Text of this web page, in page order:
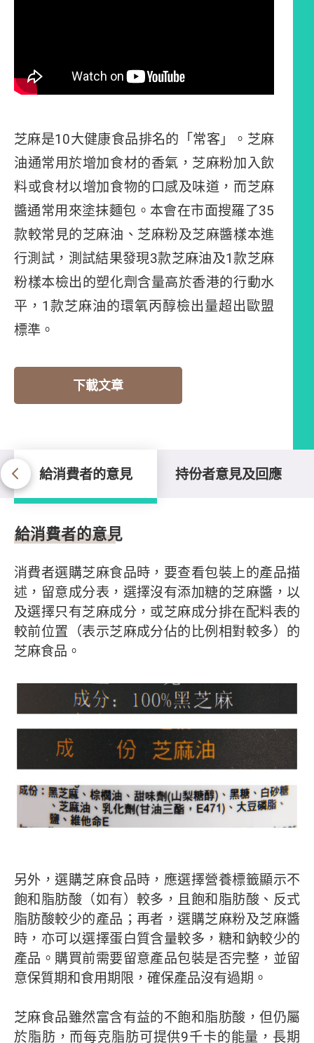
芝麻是10大健康食品排名的「常客」。芝麻
油通常用於增加食材的香氣，芝麻粉加入飲
料或食材以增加食物的口感及味道，而芝麻
醬通常用來塗抹麵包。本會在市面搜羅了35
款較常見的芝麻油、芝麻粉及芝麻醬樣本進
行測試，測試結果發現3款芝麻油及1款芝麻
粉樣本檢出的塑化劑含量高於香港的行動水
平，1款芝麻油的環氧丙醇檢出量超出歐盟
標準。
下載文章
給消費者的意見 持份者意見及回應
給消費者的意見
給消費者的意見
消費者選購芝麻食品時，要查看包裝上的產品描
述，留意成分表，選擇沒有添加糖的芝麻醬，以
及選擇只有芝麻成分，或芝麻成分排在配料表的
較前位置（表示芝麻成分佔的比例相對較多）的
芝麻食品。
另外，選購芝麻食品時，應選擇營養標籤顯示不
飽和脂肪酸（如有）較多，且飽和脂肪酸、反式
脂肪酸較少的產品；再者，選購芝麻粉及芝麻醬
時，亦可以選擇蛋白質含量較多，糖和鈉較少的
產品。購買前需要留意產品包裝是否完整，並留
意保質期和食用期限，確保產品沒有過期。
芝麻食品雖然富含有益的不飽和脂肪酸，但仍屬
於脂肪，而每克脂肪可提供9千卡的能量，長期